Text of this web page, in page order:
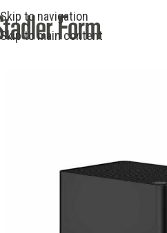
Skip to navigation
Skip to main content